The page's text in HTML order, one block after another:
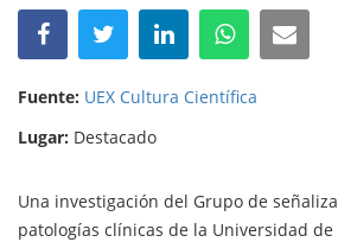
Fuente: UEX Cultura Científica
Lugar: Destacado
Una investigación del Grupo de
patologías clínicas de la Universidad de